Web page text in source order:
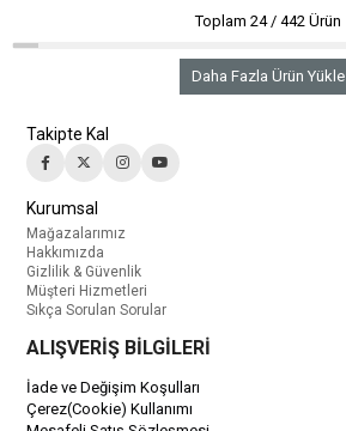
Toplam 24/ 442 Ürün
Daha Fazla Ürün Yükle
Takipte Kal
Kurumsal
Mağazalarımız
Hakkımızda
Gizlilik & Güvenlik
Müşteri Hizmetleri
Sıkça Sorulan Sorular
ALIŞVERİŞ BİLGİLERİ
İade ve Değişim Koşulları
Çerez(Cookie) Kullanımı